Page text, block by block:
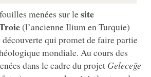
menées sur lesite
(l’ancienne Ilium en Turquie)
qui promet de faire partie
mondiale. Au cours des
dans le cadre du projet Geleceğe